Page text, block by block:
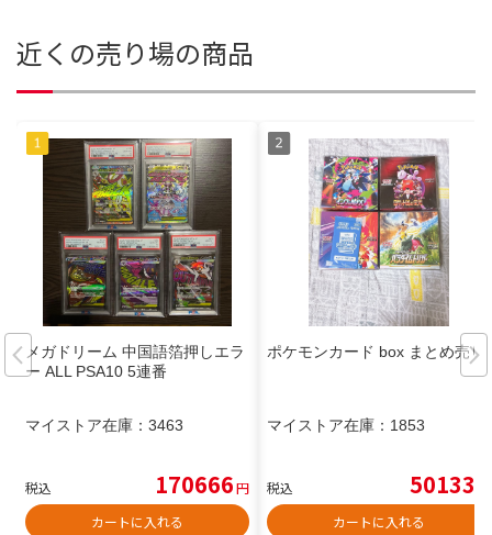
近くの売り場の商品
メガドリーム 中国語箔押しエラ
ー ALL PSA10 5連番
マイストア在庫： 3463
税込 170666円
カートに入れる
ポケモンカード box まとめ売り
マイストア在庫： 1853
税込 50133
カートに入れる